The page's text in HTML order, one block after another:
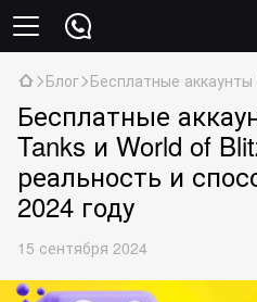
Блог Бесплатные
Бесплатные
Tanks и World of
реальность и
2024 году
15 сентября 2024